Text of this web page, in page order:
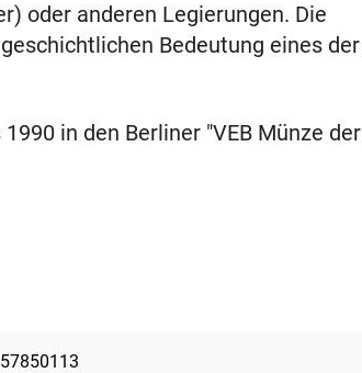
oder anderen Legierungen. Die
Bedeutung eines der
in den Berliner "VEB Münze der